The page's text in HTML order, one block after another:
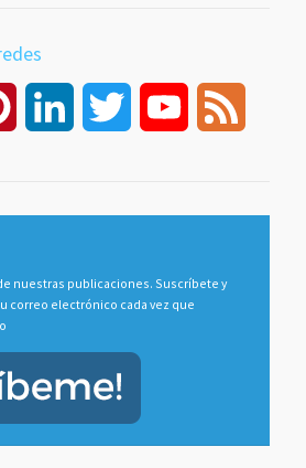
Pinterest LinkedIn Twitter YouTube
nuestras publicaciones. Suscríbete y
correo electrónico cada vez que